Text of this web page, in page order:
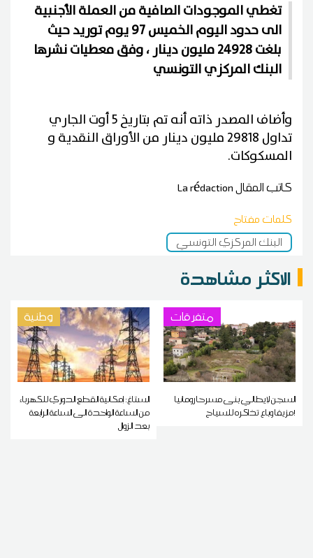
تغطي الموجودات الصافية من العملة الأجنبية
الى حدود اليوم الخميس 97 يوم توريد حيث
بلغت 24928 مليون دينار ، وفق معطيات نشرها
البنك المركزي التونسي
وأضاف المصدر ذاته أنه تم بتاريخ 5 أوت الجاري
تداول 29818 مليون دينار من الأوراق النقدية و
المسكوكات.
كاتب المقالLa rédaction
كلمات مفتاح
البنك المركزي التونسي
الاكثر مشاهدة
متفرقات
السجن لإيطالي بنى مسرحا رومانيا
مزيفا وباع تذاكره للسياح!
وطنية
الستاغ: إمكانية القطع الدوري للكهرباء
من الساعة الواحدة الى الساعة الرابعة
بعد الزوال